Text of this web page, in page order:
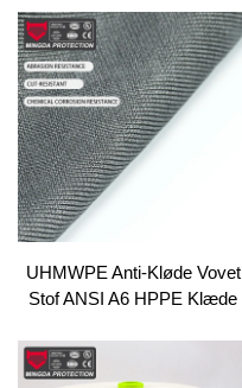
Nomex Aramid stof
UHMWPE Anti-Kløde Vovet
Stof ANSI A6 HPPE Klæde
Bestandigt Triningsbestandigt
PE til Lining